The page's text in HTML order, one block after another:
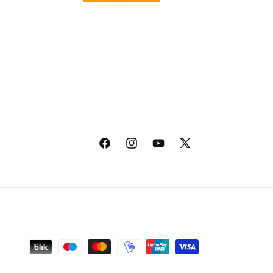
FacebookInstagramYouTube
X
Zahlungsmethoden